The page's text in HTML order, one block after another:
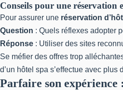
Conseils pour une réservation
Pour assurer une réservation
Question : Quels réflexes adopter
Réponse : Utiliser des sites
Se méfier des offres trop
d’un hôtel spa s’effectue avec plus
Parfaire son expérience